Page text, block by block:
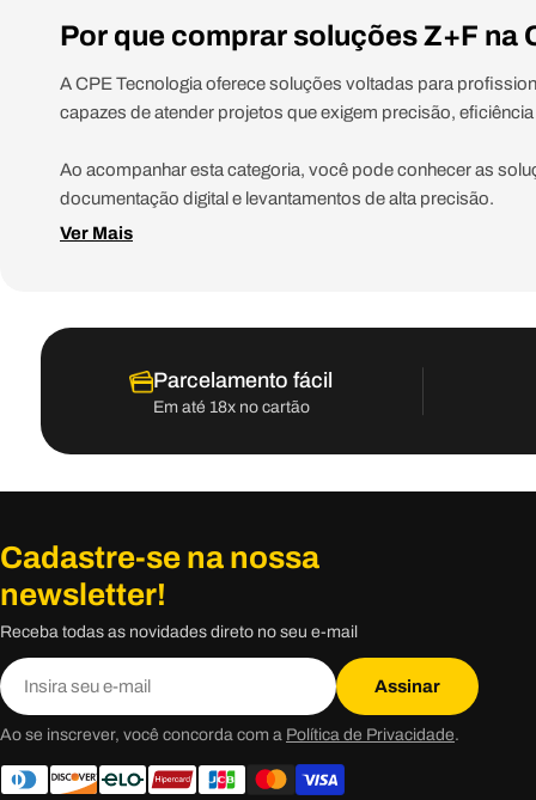
Por que comprar soluções Z+F na
A CPE Tecnologia oferece soluções voltadas para
capazes de atender projetos que exigem precisão,
Ao acompanhar esta categoria, você pode conhecer as
documentação digital e levantamentos de alta precisão.
Ver Mais
Parcelamento fácil
Em até 18x no cartão
Cadastre-se na nossa
newsletter!
Receba todas as novidades direto no seu e-mail
E-
mail
Assinar
Ao se inscrever, você concorda com a Política de Privacidade.